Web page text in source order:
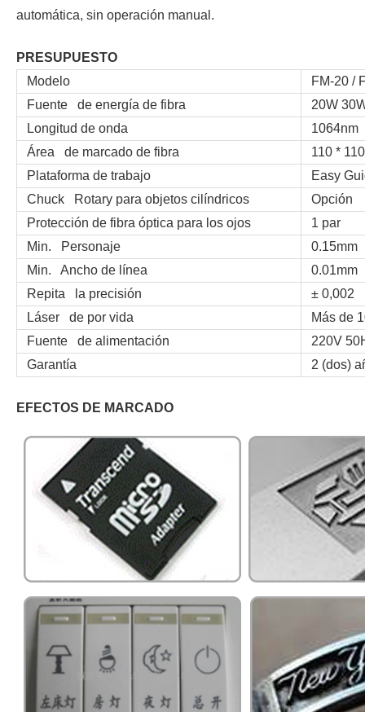
automática, sin operación manual.
PRESUPUESTO
Modelo
FM-20 /
Fuente de energía de fibra
20W
Longitud de onda
1064nm
Área de marcado de fibra
110 *
Plataforma de trabajo
Easy
Chuck Rotary para objetos cilíndricos
Opción
Protección de fibra óptica para los ojos
1 par
Min. Personaje
0.15mm
Min. Ancho de línea
0.01mm
Repita la precisión
± 0,002
Láser de por vida
Más de
Fuente de alimentación
220V
Garantía
2 (dos)
EFECTOS DE MARCADO